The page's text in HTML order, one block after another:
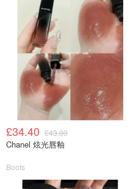
£34.40 £43.00
Chanel 炫光唇釉
Boots